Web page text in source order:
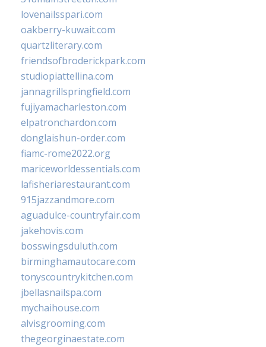
lovenailsspari.com
oakberry-kuwait.com
quartzliterary.com
friendsofbroderickpark.com
studiopiattellina.com
jannagrillspringfield.com
fujiyamacharleston.com
elpatronchardon.com
donglaishun-order.com
fiamc-rome2022.org
mariceworldessentials.com
lafisheriarestaurant.com
915jazzandmore.com
aguadulce-countryfair.com
jakehovis.com
bosswingsduluth.com
birminghamautocare.com
tonyscountrykitchen.com
jbellasnailspa.com
mychaihouse.com
alvisgrooming.com
thegeorginaestate.com